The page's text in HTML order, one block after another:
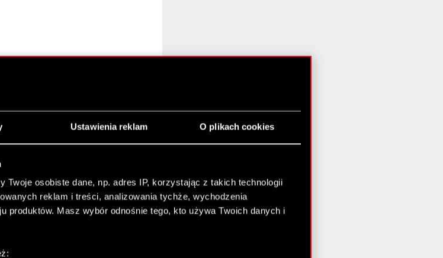
Ustawienia reklam O plikach cookies
Twoje osobiste dane, np. adres IP, korzystając z takich technologii
reklam i treści, analizowania tychże, wychodzenia
produktów. Masz wybór odnośnie tego, kto używa Twoich danych i
r.
za 1 kw. 2011 r.
oraz rzetelności